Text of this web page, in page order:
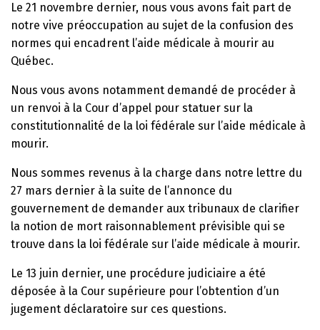
Le 21 novembre dernier, nous vous avons fait part de
notre vive préoccupation au sujet de la confusion des
normes qui encadrent l’aide médicale à mourir au
Québec.
Nous vous avons notamment demandé de procéder à
un renvoi à la Cour d’appel pour statuer sur la
constitutionnalité de la loi fédérale sur l’aide médicale à
mourir.
Nous sommes revenus à la charge dans notre lettre du
27 mars dernier à la suite de l’annonce du
gouvernement de demander aux tribunaux de clarifier
la notion de mort raisonnablement prévisible qui se
trouve dans la loi fédérale sur l’aide médicale à mourir.
Le 13 juin dernier, une procédure judiciaire a été
déposée à la Cour supérieure pour l’obtention d’un
jugement déclaratoire sur ces questions.